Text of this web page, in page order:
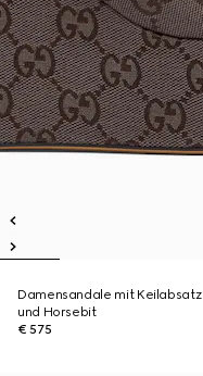
Damensandale mit Keilabsatz
und Horsebit
€ 575